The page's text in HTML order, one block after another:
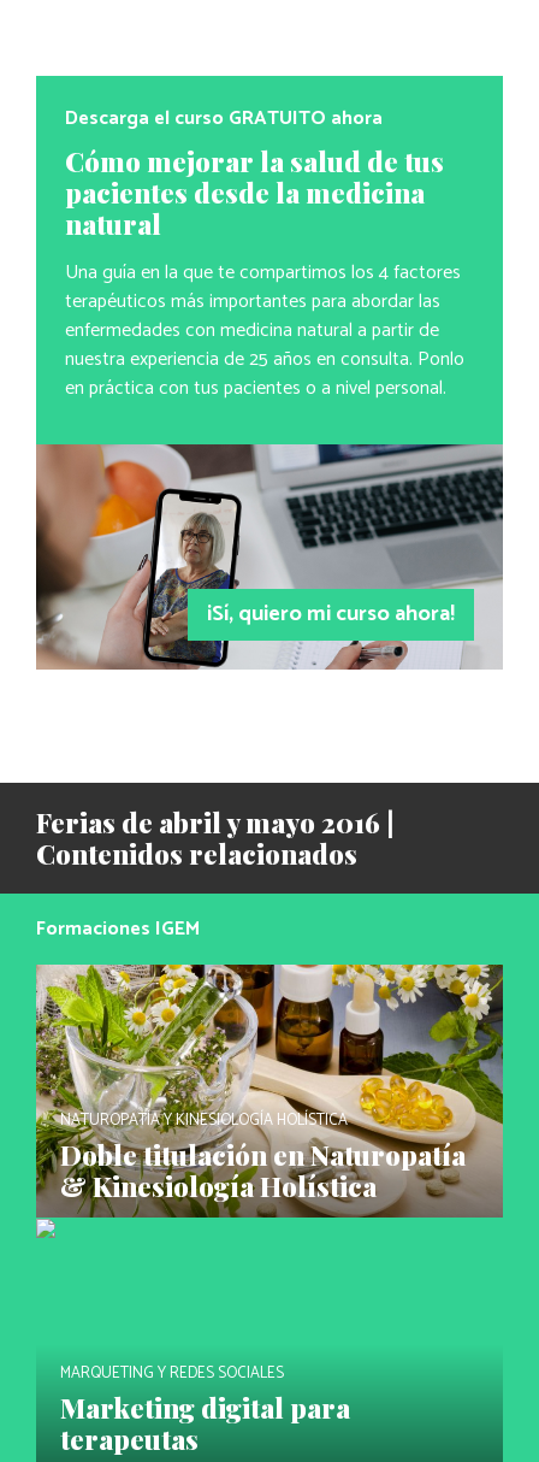
Descarga el curso GRATUITO ahora
Cómo mejorar la salud de tus
pacientes desde la medicina
natural
Una guía en la que te compartimos los 4 factores
terapéuticos más importantes para abordar las
enfermedades con medicina natural a partir de
nuestra experiencia de 25 años en consulta. Ponlo
en práctica con tus pacientes o a nivel personal.
¡Sí, quiero mi curso ahora!
Ferias de abril y mayo 2016 |
Contenidos relacionados
Formaciones IGEM
NATUROPATÍA Y KINESIOLOGÍA HOLÍSTICA
Doble titulación en Naturopatía
& Kinesiología Holística
MARQUETING Y REDES SOCIALES
Marketing digital para
terapeutas